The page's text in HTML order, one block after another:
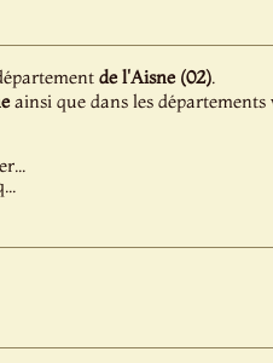
de l'Aisne (02).
ainsi que dans les départements